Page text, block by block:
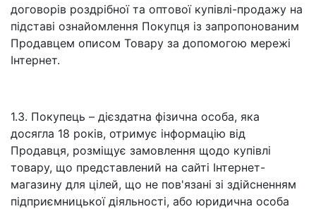
договорів роздрібної та оптової купівлі-продажу на
підставі ознайомлення Покупця із запропонованим
Продавцем описом Товару за допомогою мережі
Інтернет.
1.3. Покупець – дієздатна фізична особа, яка
досягла 18 років, отримує інформацію від
Продавця, розміщує замовлення щодо купівлі
товару, що представлений на сайті Інтернет-
магазину для цілей, що не пов'язані зі здійсненням
підприємницької діяльності, або юридична особа